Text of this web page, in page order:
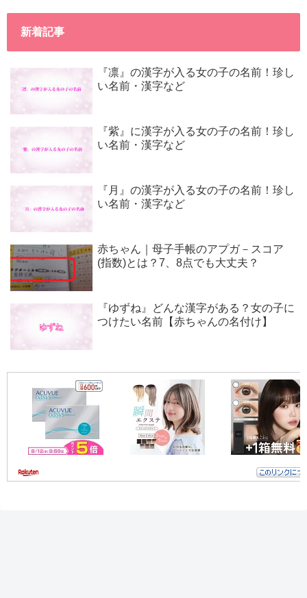
新着記事
『凛』の漢字が入る女の子の名前！珍し
い名前・漢字など
『紫』に漢字が入る女の子の名前！珍し
い名前・漢字など
『月』の漢字が入る女の子の名前！珍し
い名前・漢字など
赤ちゃん｜母子手帳のアプガ－スコア
(指数)とは？7、8点でも大丈夫？
『ゆずね』どんな漢字がある？女の子に
つけたい名前【赤ちゃんの名付け】